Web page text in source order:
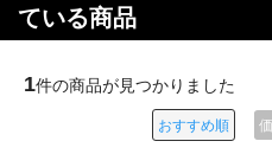
ている商品
1件の商品が見つかりました
おすすめ順